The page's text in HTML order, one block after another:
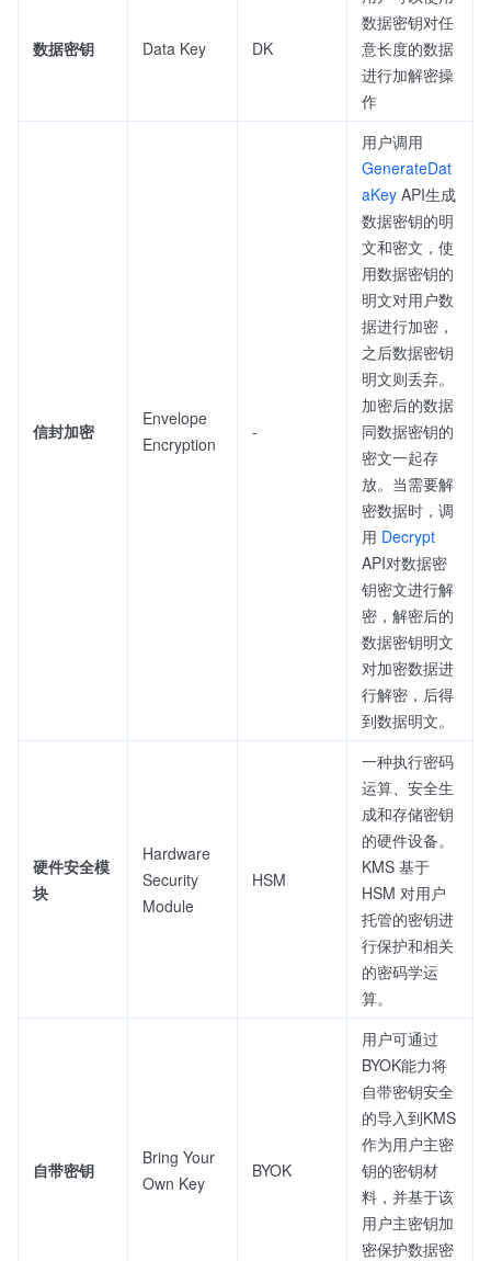
数据密钥 Data Key DK
数据密钥对任
意长度的数据
进行加解密操
作
信封加密
Envelope
Encryption
-
用户调用
GenerateDat
aKey API生成
数据密钥的明
文和密文，使
用数据密钥的
明文对用户数
据进行加密，
之后数据密钥
明文则丢弃。
加密后的数据
同数据密钥的
密文一起存
放。当需要解
密数据时，调
用 Decrypt
API对数据密
钥密文进行解
密，解密后的
数据密钥明文
对加密数据进
行解密，后得
到数据明文。
硬件安全模
块
Hardware
Security
Module
HSM
一种执行密码
运算、安全生
成和存储密钥
的硬件设备。
KMS 基于
HSM 对用户
托管的密钥进
行保护和相关
的密码学运
算。
自带密钥
Bring Your
Own Key
BYOK
用户可通过
BYOK能力将
自带密钥安全
的导入到KMS
作为用户主密
钥的密钥材
料，并基于该
用户主密钥加
密保护数据密